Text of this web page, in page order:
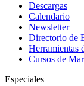
Descargas
Calendario
Newsletter
Directorio de
Herramientas
Cursos de
Especiales